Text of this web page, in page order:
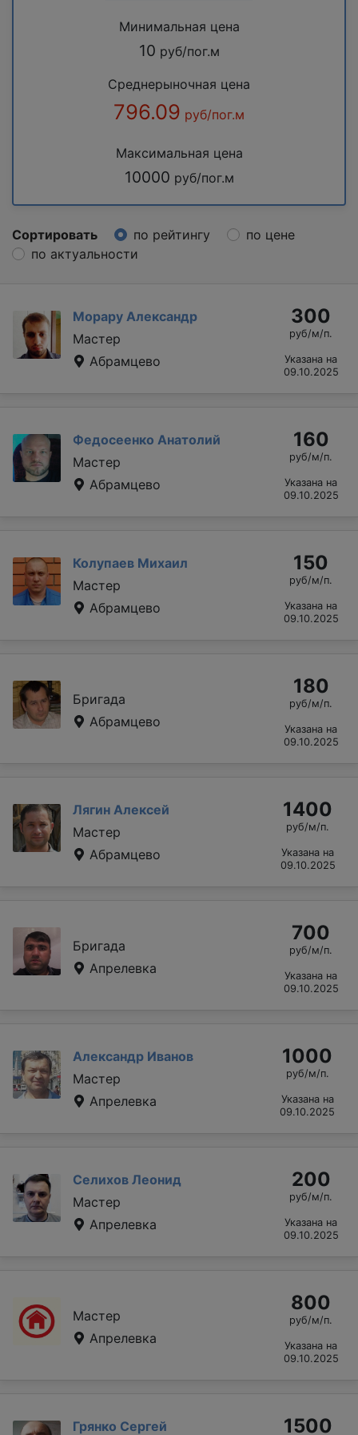
Минимальная цена
10 руб/пог.м
Среднерыночная цена
796.09 руб/пог.м
Максимальная цена
10000 руб/пог.м
Сортировать по рейтингу
по цене
по актуальности
Морару Александр
Мастер
Абрамцево
300
руб/м/п.
Указана на
09.10.2025
Федосеенко Анатолий
Мастер
Абрамцево
160
руб/м/п.
Указана на
09.10.2025
Колупаев Михаил
Мастер
Абрамцево
150
руб/м/п.
Указана на
09.10.2025
Бригада
Абрамцево
180
руб/м/п.
Указана на
09.10.2025
Лягин Алексей
Мастер
Абрамцево
1400
руб/м/п.
Указана на
09.10.2025
Бригада
Апрелевка
700
руб/м/п.
Указана на
09.10.2025
Александр Иванов
Мастер
Апрелевка
1000
руб/м/п.
Указана на
09.10.2025
Селихов Леонид
Мастер
Апрелевка
200
руб/м/п.
Указана на
09.10.2025
Мастер
Апрелевка
800
руб/м/п.
Указана на
09.10.2025
Грянко Сергей
1500